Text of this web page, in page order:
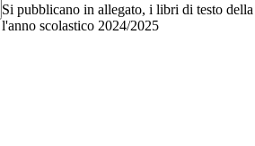
Si pubblicano in allegato, i libri di testo
l'anno scolastico 2024/2025